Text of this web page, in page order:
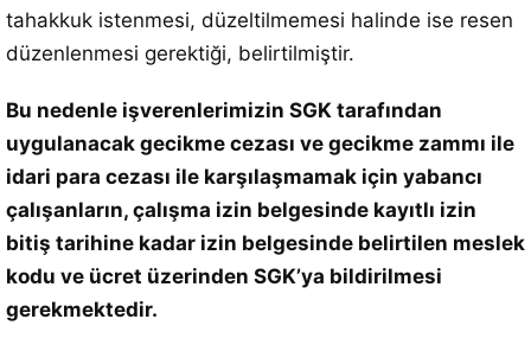
tahakkuk istenmesi, düzeltilmemesi halinde ise resen
düzenlenmesi gerektiği, belirtilmiştir.
Bu nedenle işverenlerimizin SGK tarafından
uygulanacak gecikme cezası ve gecikme zammı ile
idari para cezası ile karşılaşmamak için yabancı
çalışanların, çalışma izin belgesinde kayıtlı izin
bitiş tarihine kadar izin belgesinde belirtilen meslek
kodu ve ücret üzerinden SGK’ya bildirilmesi
gerekmektedir.